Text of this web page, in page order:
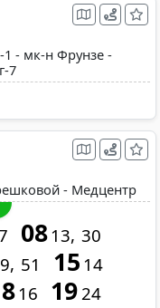
1 - мк-н Фрунзе -
7
- Медцентр
08 13 30
51 15 14
16 1924